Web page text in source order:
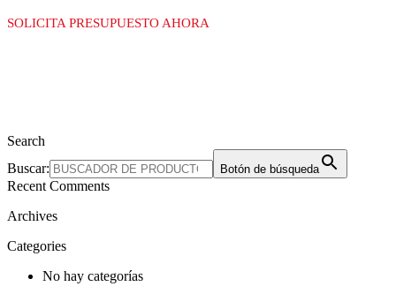
SOLICITA PRESUPUESTO AHORA
Search
Buscar:
Botón de búsqueda
Recent Comments
Archives
Categories
No hay categorías